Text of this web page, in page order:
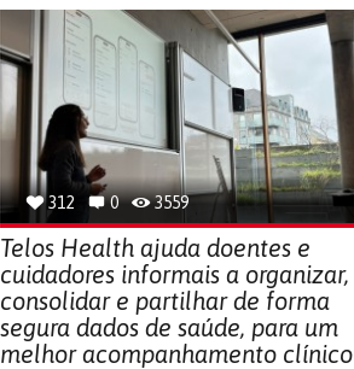
UNITED STATES
312 0 3559
Telos Health ajuda doentes e
cuidadores informais a organizar,
consolidar e partilhar de forma
segura dados de saúde, para um
melhor acompanhamento clínico